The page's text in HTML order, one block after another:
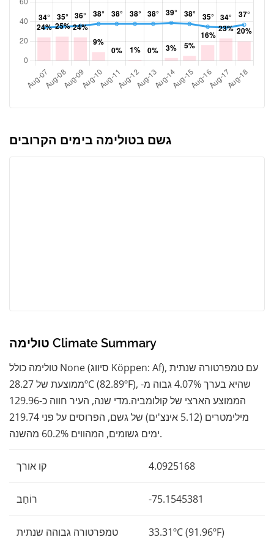
גשם בטולימה בימים הקרובים
טולימה Climate Summary
טולימה כולל None (סיווג Köppen: Af), עם טמפרטורה שנתית
ממוצעת של 28.27ºC (82.89ºF), שהיא בערך 4.07% גבוה מ-
הממוצע הארצי של קולומביה.מדי שנה, העיר חווה כ-129.96
מילימטרים (5.12 אינצ'ים) של גשם, הפרוסים על פני 219.74
ימים גשומים, המהווים 60.2% מהשנה.
קו אורך 4.0925168
רוֹחַב -75.1545381
טמפרטורה גבוהה שנתית 33.31ºC (91.96ºF)